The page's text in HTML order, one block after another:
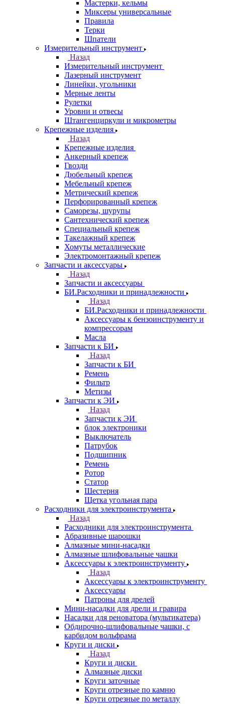
Мастерки, кельмы
Миксеры универсальные
Правила
Терки
Шпатели
Измерительный инструмент
Назад
Измерительный инструмент
Лазерный инструмент
Линейки, угольники
Мерные ленты
Рулетки
Уровни и отвесы
Штангенциркули и микрометры
Крепежные изделия
Назад
Крепежные изделия
Анкерный крепеж
Гвозди
Дюбельный крепеж
Мебельный крепеж
Метрический крепеж
Перфорированный крепеж
Саморезы, шурупы
Сантехнический крепеж
Специальный крепеж
Такелажный крепеж
Хомуты металлические
Электромонтажный крепеж
Запчасти и аксессуары
Назад
Запчасти и аксессуары
БИ.Расходники и принадлежности
Назад
БИ.Расходники и принадлежности
Аксессуары к бензоинструменту и
компрессорам
Масла
Запчасти к БИ
Назад
Запчасти к БИ
Ремень
Фильтр
Метизы
Запчасти к ЭИ
Назад
Запчасти к ЭИ
блок электроники
Выключатель
Патрубок
Подшипник
Ремень
Ротор
Статор
Шестерня
Щетка угольная пара
Расходники для электроинструмента
Назад
Расходники для электроинструмента
Абразивные шарошки
Алмазные мини-насадки
Алмазные шлифовальные чашки
Аксессуары к электроинструменту
Назад
Аксессуары к электроинструменту
Аксессуары
Патроны для дрелей
Мини-насадки для дрели и гравира
Насадки для реноватора (мультикатера)
Обдирочно-шлифовальные чашки, с
карбидом вольфрама
Круги и диски
Назад
Круги и диски
Алмазные диски
Круги заточные
Круги отрезные по камню
Круги отрезные по металлу